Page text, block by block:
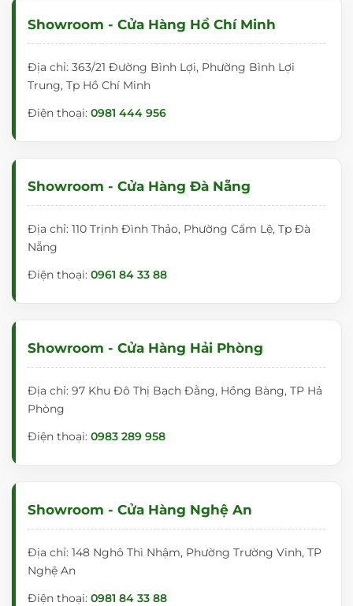
Showroom - Cửa Hàng Hồ Chí Minh
Địa chỉ: 363/21 Đường Bình Lợi, Phường Bình Lợi
Trung, Tp Hồ Chí Minh
Điện thoại: 0981 444 956
Showroom - Cửa Hàng Đà Nẵng
Địa chỉ: 110 Trịnh Đình Thảo, Phường Cẩm Lệ, Tp Đà
Nẵng
Điện thoại: 0961 84 33 88
Showroom - Cửa Hàng Hải Phòng
Địa chỉ: 97 Khu Đô Thị Bạch Đằng, Hồng Bàng, TP Hả
Phòng
Điện thoại: 0983 289 958
Showroom - Cửa Hàng Nghệ An
Địa chỉ: 148 Nghô Thì Nhậm, Phường Trường Vinh, TP
Nghệ An
Điện thoại: 0981 84 33 88